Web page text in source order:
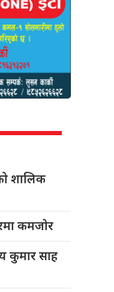
शालिक
कमजाेर
कुमार साह